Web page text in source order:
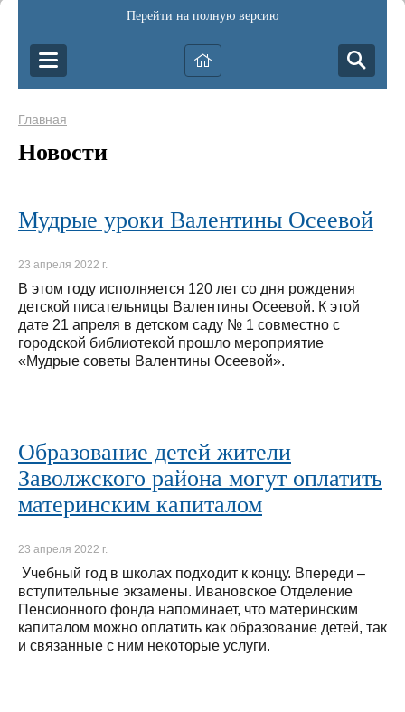
Перейти на полную версию
Главная
Новости
Мудрые уроки Валентины Осеевой
23 апреля 2022 г.
В этом году исполняется 120 лет со дня рождения
детской писательницы Валентины Осеевой. К этой
дате 21 апреля в детском саду № 1 совместно с
городской библиотекой прошло мероприятие
«Мудрые советы Валентины Осеевой».
Образование детей жители
Заволжского района могут оплатить
материнским капиталом
23 апреля 2022 г.
Учебный год в школах подходит к концу. Впереди –
вступительные экзамены. Ивановское Отделение
Пенсионного фонда напоминает, что материнским
капиталом можно оплатить как образование детей, так
и связанные с ним некоторые услуги.